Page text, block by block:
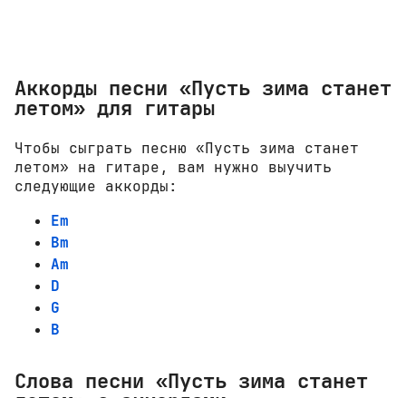
Аккорды песни «Пусть зима станет
летом» для гитары
Чтобы сыграть песню «Пусть зима станет
летом» на гитаре, вам нужно выучить
следующие аккорды:
Em
Bm
Am
D
G
B
Слова песни «Пусть зима станет